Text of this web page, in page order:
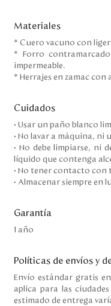
Materiales
* Forro
impermeable.
* Herrajes en zamac con
Cuidados
• Usar un paño blanco
• No lavar a máquina, ni
• No debe limpiarse, ni
líquido que contenga
• No tener contacto con
• Almacenar siempre en
Garantía
1 año
Políticas de envíos y
Envío estándar gratis
aplica para las
estimado de entrega